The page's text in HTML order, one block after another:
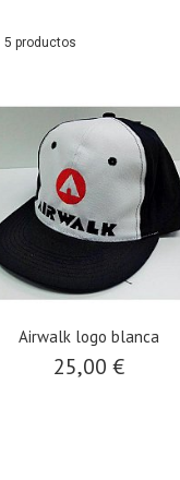
5 productos
Airwalk logo blanca
25,00 €